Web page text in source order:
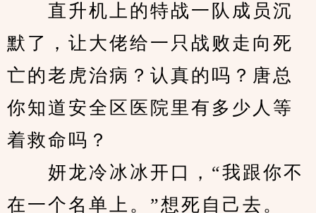
直升机上的特战一队成员沉
默了，让大佬给一只战败走向死
亡的老虎治病？认真的吗？唐总
你知道安全区医院里有多少人等
着救命吗？
妍龙冷冰冰开口，“我跟你不
在一个名单上。”想死自己去。